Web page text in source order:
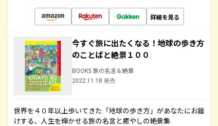
詳細を見る
今すぐ旅に出たくなる！地球の歩き方
のことばと絶景１００
BOOKS 旅の名言＆絶景
2022.11.18 発売
世界を４０年以上歩いてきた「地球の歩き方」があなたにお届
けする、人生を輝かせる旅の名言と癒やしの絶景集